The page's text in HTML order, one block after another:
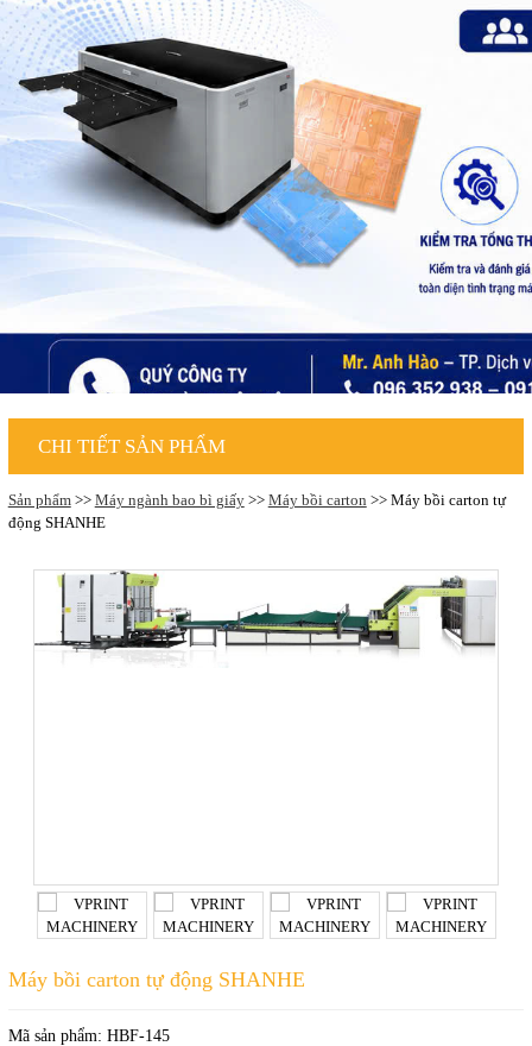
CHI TIẾT SẢN PHẨM
Sản phẩm>> Máy ngành bao bì giấy>> Máy bồi carton >> Máy bồi carton tự
động SHANHE
Máy bồi carton tự động SHANHE
Mã sản phẩm: HBF-145